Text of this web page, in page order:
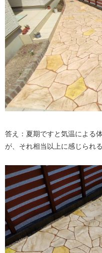
答え：夏期ですと気温による
が、それ相当以上に感じられ